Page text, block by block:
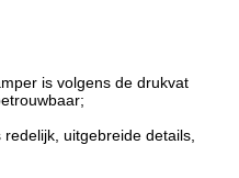
is volgens de drukvat
uitgebreide details,